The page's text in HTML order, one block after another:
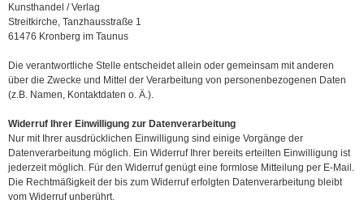
Kunsthandel / Verlag
Streitkirche, Tanzhausstraße 1
61476 Kronberg im Taunus
Die verantwortliche Stelle entscheidet allein oder gemeinsam mit anderen
über die Zwecke und Mittel der Verarbeitung von personenbezogenen Daten
(z.B. Namen, Kontaktdaten o. Ä.).
Widerruf Ihrer Einwilligung zur Datenverarbeitung
Nur mit Ihrer ausdrücklichen Einwilligung sind einige Vorgänge der
Datenverarbeitung möglich. Ein Widerruf Ihrer bereits erteilten Einwilligung ist
jederzeit möglich. Für den Widerruf genügt eine formlose Mitteilung per E-Mail.
Die Rechtmäßigkeit der bis zum Widerruf erfolgten Datenverarbeitung bleibt
vom Widerruf unberührt.